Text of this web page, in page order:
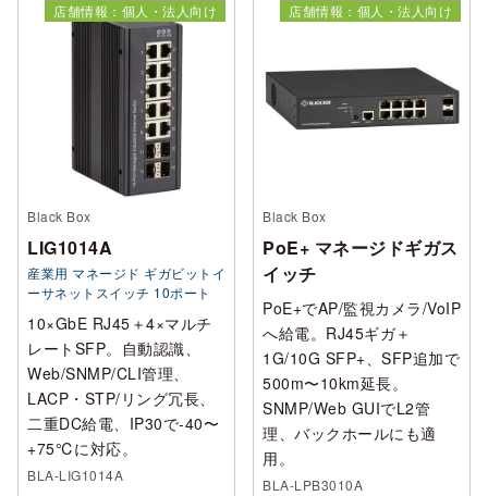
店舗情報：個人・法人向け
Black Box
LIG1014A
産業用 マネージド ギガビットイ
ーサネットスイッチ 10ポート
10×GbE RJ45＋4×マルチ
レートSFP。自動認識、
Web/SNMP/CLI管理、
LACP・STP/リング冗長、
二重DC給電、IP30で-40〜
+75℃に対応。
BLA-LIG1014A
店舗情報：個人・法人向け
Black Box
PoE+ マネージドギガス
イッチ
PoE+でAP/監視カメラ/VoIP
へ給電。RJ45ギガ＋
1G/10G SFP+、SFP追加で
500m〜10km延長。
SNMP/Web GUIでL2管
理、バックホールにも適
用。
BLA-LPB3010A